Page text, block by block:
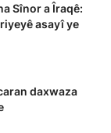
Sînor a Îraqê:
asayî ye
daxwaza